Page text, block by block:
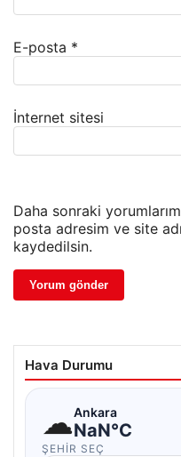
E-posta *
İnternet sitesi
Daha sonraki
posta adresim ve site
kaydedilsin.
Hava Durumu
☁Ankara
NaN°C
ŞEHIR SEÇ